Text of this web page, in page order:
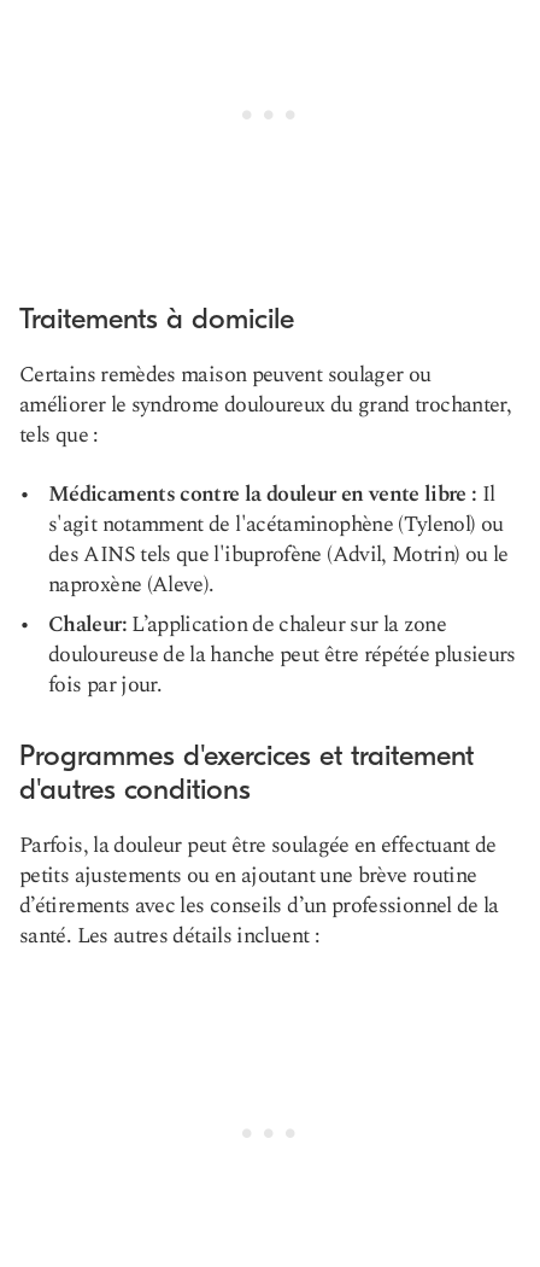
Traitements à domicile
Certains remèdes maison peuvent soulager ou
améliorer le syndrome douloureux du grand trochanter,
tels que :
Médicaments contre la douleur en vente libre : Il
s'agit notamment de l'acétaminophène (Tylenol) ou
des AINS tels que l'ibuprofène (Advil, Motrin) ou le
naproxène (Aleve).
Chaleur:L’application de chaleur sur la zone
douloureuse de la hanche peut être répétée plusieurs
fois par jour.
Programmes d'exercices et traitement
d'autres conditions
Parfois, la douleur peut être soulagée en effectuant de
petits ajustements ou en ajoutant une brève routine
d’étirements avec les conseils d’un professionnel de la
santé. Les autres détails incluent :